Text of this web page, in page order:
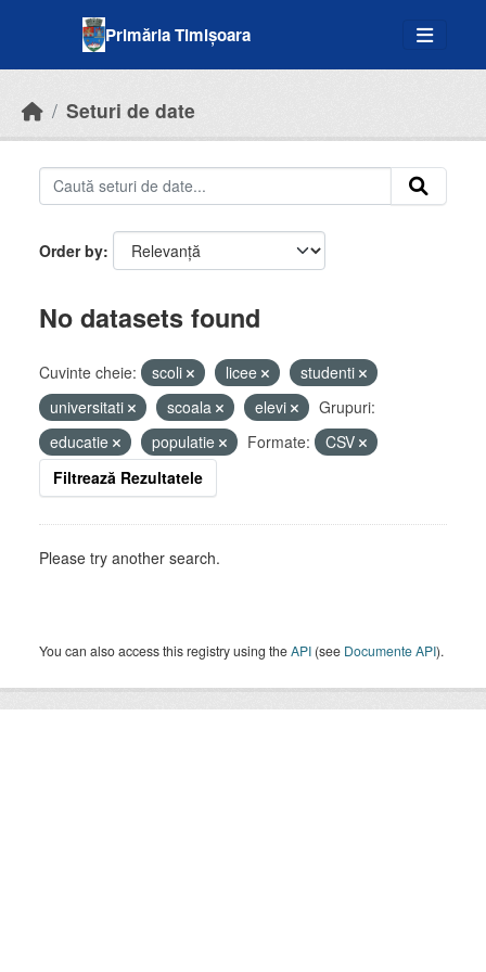
Primăria Timișoara
Seturi de date
Order by
No datasets found
Cuvinte cheie: scoli licee
studenti
universitati
scoala elevi
Grupuri:
educatie
populatie Formate:
CSV
Filtrează Rezultatele
Please try another search.
You can also access this registry using theAPI (see Documente API).